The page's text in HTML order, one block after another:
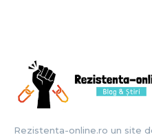
Rezistenta-online.ro un site